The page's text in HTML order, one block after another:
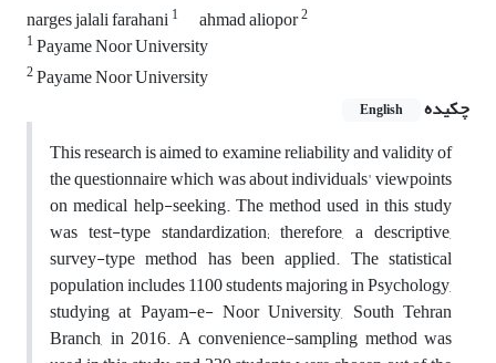
narges jalali farahani1 ahmad aliopor2
1Payame Noor University
2Payame Noor University
چکیده
English
This research is aimed to examine reliability and validity of
the questionnaire which was about individuals' viewpoints
on medical help-seeking. The method used in this study
was test-type standardization; therefore, a descriptive,
survey-type method has been applied. The statistical
population includes 1100 students majoring in Psychology,
studying at Payam-e- Noor University, South Tehran
Branch, in 2016. A convenience-sampling method was